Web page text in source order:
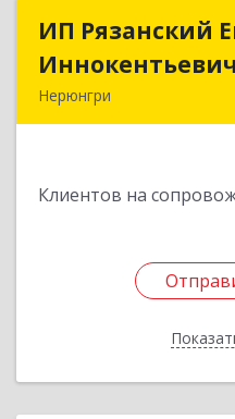
ИП Рязанский
Иннокентьевич
Нерюнгри
Клиентов на
ИП